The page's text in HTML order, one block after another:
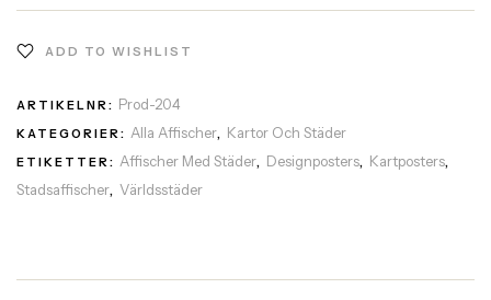
ADD TO WISHLIST
ARTIKELNR: Prod-204
KATEGORIER: Alla Affischer, Kartor Och Städer
ETIKETTER: Affischer Med Städer, Designposters, Kartposters,
Stadsaffischer, Världsstäder